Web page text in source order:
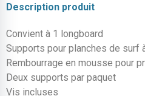
Description produit
Convient à 1 longboard
Supports pour planches de surf
Rembourrage en mousse pour
Deux supports par paquet
Vis incluses